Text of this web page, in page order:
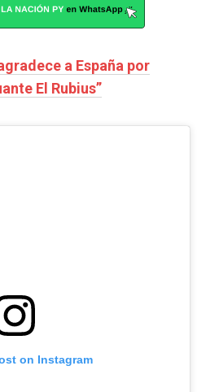
a España por
El Rubius”
on Instagram